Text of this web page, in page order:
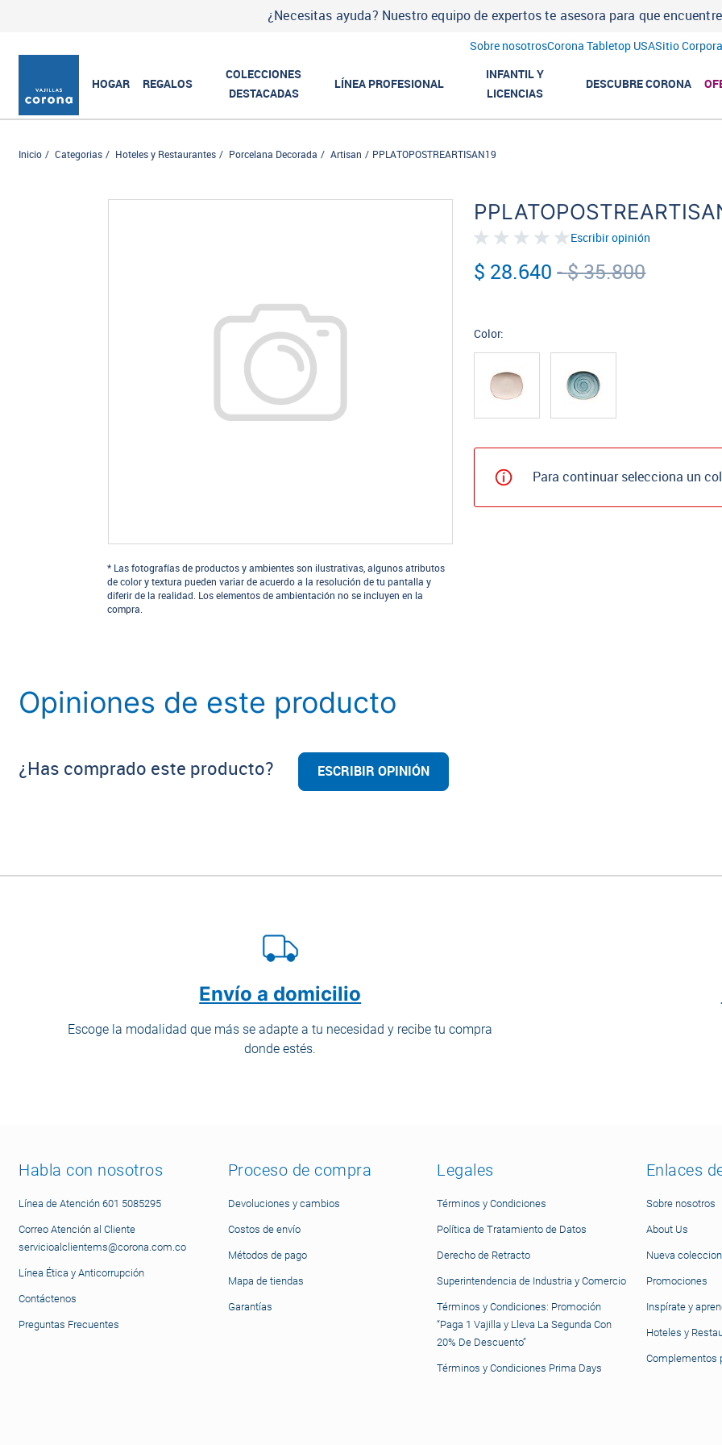
¿Necesitas ayuda? Nuestro equipo de expertos te asesora para que
Sobre nosotrosCorona Tabletop USASitio
HOGAR REGALOS
COLECCIONES
DESTACADAS
LÍNEA PROFESIONAL
INFANTIL Y
LICENCIAS
DESCUBRE CORONA
Inicio Categorias Hoteles y Restaurantes Porcelana Decorada Artisan PPLATOPOSTREARTISAN19
Escribir opinión
* Las fotografías de productos y ambientes son ilustrativas, algunos atributos
de color y textura pueden variar de acuerdo a la resolución de tu pantalla y
diferir de la realidad. Los elementos de ambientación no se incluyen en la
compra.
$ 28.640 -$ 35.800
Color:
Para continuar selecciona un
Opiniones de este producto
¿Has comprado este producto? ESCRIBIR OPINIÓN
Envío a domicilio
Escoge la modalidad que más se adapte a tu necesidad y recibe tu compra
donde estés.
Habla con nosotros
Línea de Atención 601 5085295
Correo Atención al Cliente
servicioalclientems@corona.com.co
Línea Ética y Anticorrupción
Contáctenos
Preguntas Frecuentes
Proceso de compra
Devoluciones y cambios
Costos de envío
Métodos de pago
Mapa de tiendas
Garantías
Legales
Términos y Condiciones
Política de Tratamiento de Datos
Derecho de Retracto
Superintendencia de Industria y Comercio
Términos y Condiciones: Promoción
“Paga 1 Vajilla y Lleva La Segunda Con
20% De Descuento”
Términos y Condiciones Prima Days
Enlaces
Sobre nosotros
About Us
Nueva coleccion
Promociones
Inspírate y
Hoteles y
Complementos